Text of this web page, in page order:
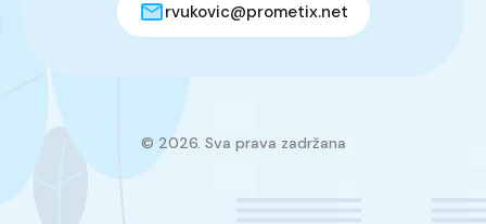
rvukovic@prometix.net
© 2026. Sva prava zadržana